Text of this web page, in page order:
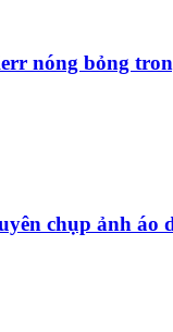
nóng bỏng
chụp ảnh áo